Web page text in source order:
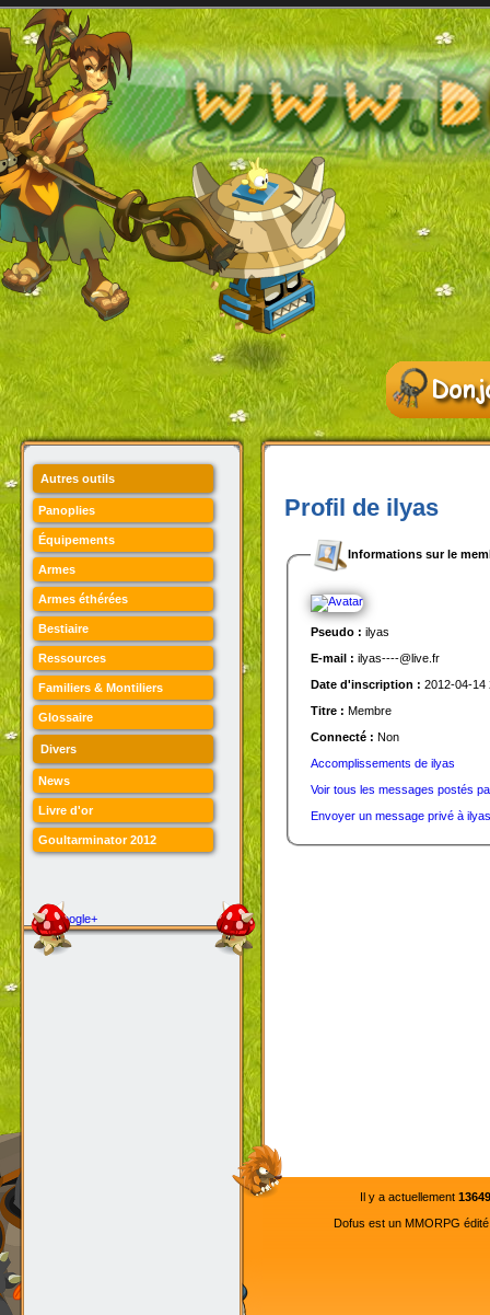
Autres outils
Panoplies
Équipements
Armes
Armes éthérées
Bestiaire
Ressources
Familiers & Montiliers
Glossaire
Divers
News
Livre d'or
Goultarminator 2012
Google+
Profil de ilyas
Informations sur le
Pseudo : ilyas
E-mail : ilyas----@live.fr
Date d'inscription : 2012-04-14
Titre : Membre
Connecté : Non
Accomplissements de ilyas
Voir tous les messages postés
Envoyer un message privé à ilyas
Il y a actuellement 13649
Dofus est un MMORPG